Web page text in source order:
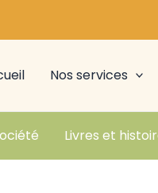
Nos services
Livres et